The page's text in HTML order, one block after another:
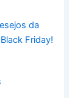
da
Friday!